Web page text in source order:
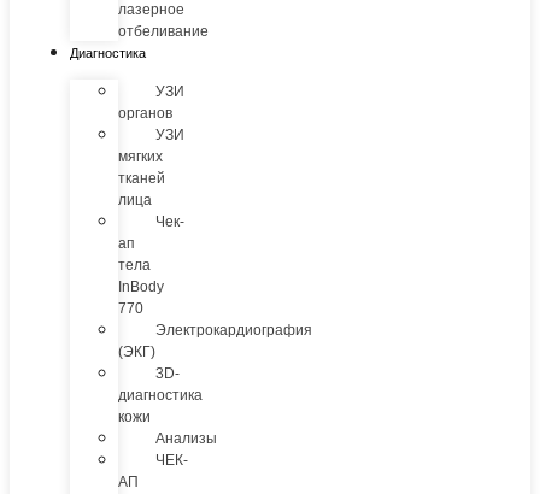
лазерное
отбеливание
Диагностика
УЗИ
органов
УЗИ
мягких
тканей
лица
Чек-
ап
тела
InBody
770
Электрокардиография
(ЭКГ)
3D-
диагностика
кожи
Анализы
ЧЕК-
АП